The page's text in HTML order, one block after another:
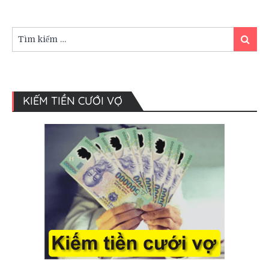
cưới
kiếm:
Tìm
kiếm
KIẾM TIỀN CƯỚI VỢ